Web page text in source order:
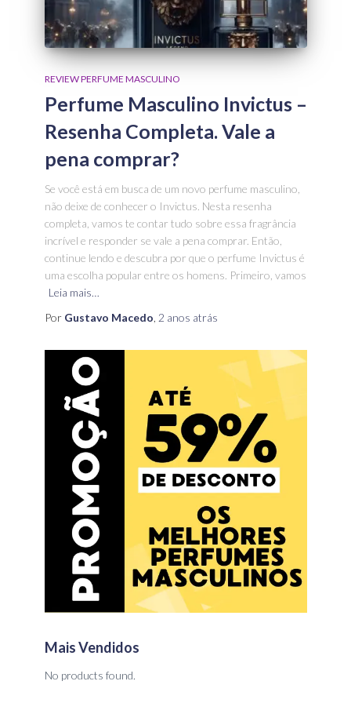
REVIEW PERFUME MASCULINO
Perfume Masculino Invictus –
Resenha Completa. Vale a
pena comprar?
Se você está em busca de um novo perfume masculino,
não deixe de conhecer o Invictus. Nesta resenha
completa, vamos te contar tudo sobre essa fragrância
incrível e responder se vale a pena comprar. Então,
continue lendo e descubra por que o perfume Invictus é
uma escolha popular entre os homens. Primeiro, vamos
Leia mais…
Por Gustavo Macedo 2 anos atrás
Mais Vendidos
No products found.